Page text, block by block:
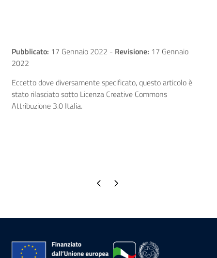
Pubblicato: 17 Gennaio 2022 - Revisione: 17 Gennaio
2022
Eccetto dove diversamente specificato, questo articolo è
stato rilasciato sotto Licenza Creative Commons
Attribuzione 3.0 Italia.
Pagina precedente
Pagina successiva